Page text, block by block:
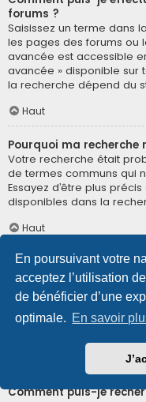
En poursuivant votre
acceptez l’utilisation
de bénéficier d’une
optimale. En savoir
forums ?
Saisissez un terme dans
les pages des forums ou
avancée est accessible
avancée » disponible sur
la recherche dépend du
Haut
Pourquoi ma recherche
Votre recherche était
de termes communs qui
Essayez d’être plus
disponibles dans la
Haut
Pourquoi ma
Votre recherche a
puisse les afficher.
d’être plus précis dans
sélection des forums
Comment puis-je